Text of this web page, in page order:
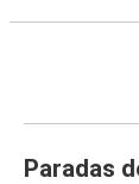
Paradas